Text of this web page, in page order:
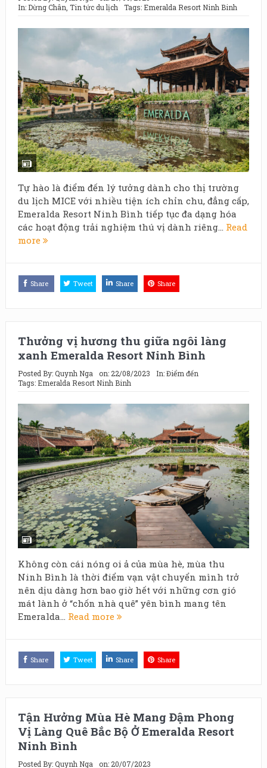
In: Dừng Chân Tin tức du lịch Tags: Emeralda Resort Ninh Binh
Tự hào là điểm đến lý tưởng dành cho thị trường
du lịch MICE với nhiều tiện ích chỉn chu, đẳng cấp,
Emeralda Resort Ninh Bình tiếp tục đa dạng hóa
các hoạt động trải nghiệm thú vị dành riêng... Read
more
Share Tweet Share Share
Thưởng vị hương thu giữa ngôi làng
xanh Emeralda Resort Ninh Bình
Posted By:Quynh Nga on:22/08/2023 In:Điểm đến
Tags: Emeralda Resort Ninh Binh
Không còn cái nóng oi ả của mùa hè, mùa thu
Ninh Bình là thời điểm vạn vật chuyển mình trở
nên dịu dàng hơn bao giờ hết với những cơn gió
mát lành ở “chốn nhà quê” yên bình mang tên
Emeralda... Read more
Share Tweet Share Share
Tận Hưởng Mùa Hè Mang Đậm Phong
Vị Làng Quê Bắc Bộ Ở Emeralda Resort
Ninh Bình
Posted By:Quynh Nga on: 20/07/2023